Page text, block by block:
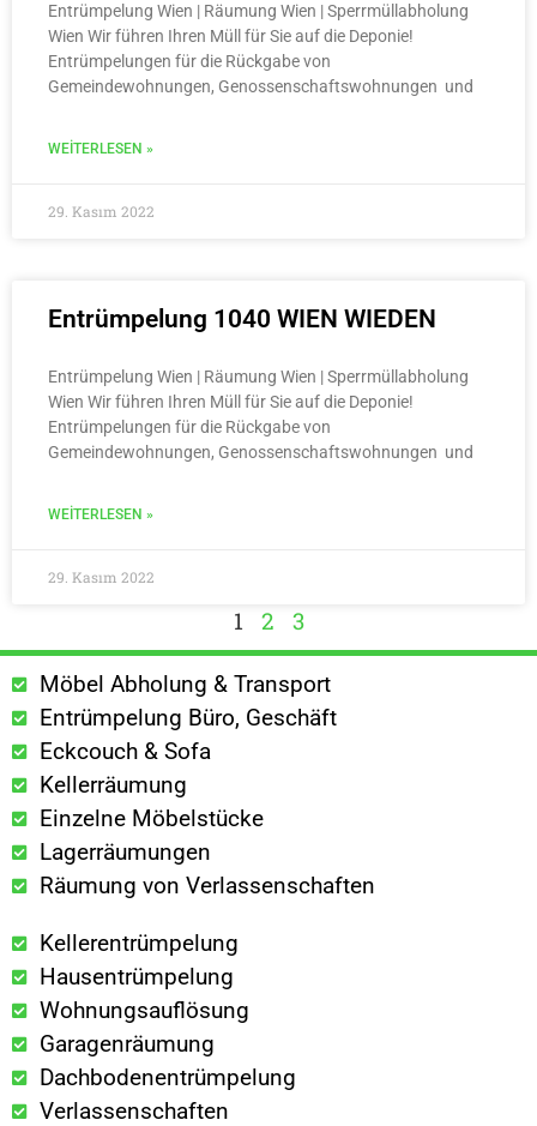
Entrümpelung Wien | Räumung Wien | Sperrmüllabholung
Wien Wir führen Ihren Müll für Sie auf die Deponie!
Entrümpelungen für die Rückgabe von
Gemeindewohnungen, Genossenschaftswohnungen und
WEITERLESEN »
29. Kasım 2022
Entrümpelung 1040 WIEN WIEDEN
Entrümpelung Wien | Räumung Wien | Sperrmüllabholung
Wien Wir führen Ihren Müll für Sie auf die Deponie!
Entrümpelungen für die Rückgabe von
Gemeindewohnungen, Genossenschaftswohnungen und
WEITERLESEN »
29. Kasım 2022
1 2 3
Möbel Abholung & Transport
Entrümpelung Büro, Geschäft
Eckcouch & Sofa
Kellerräumung
Einzelne Möbelstücke
Lagerräumungen
Räumung von Verlassenschaften
Kellerentrümpelung
Hausentrümpelung
Wohnungsauflösung
Garagenräumung
Dachbodenentrümpelung
Verlassenschaften